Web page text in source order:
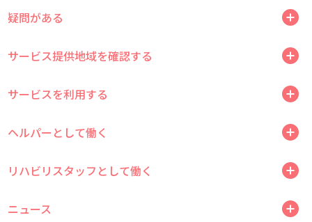
疑問がある
サービス提供地域を確認する
サービスを利用する
ヘルパーとして働く
リハビリスタッフとして働く
ニュース